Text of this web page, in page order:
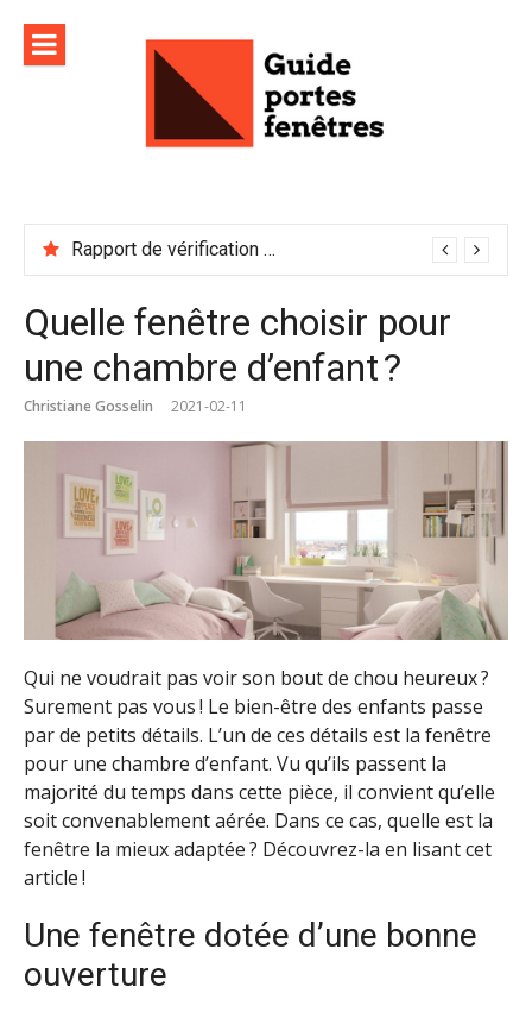
contenu
Rapport de vérification sécurité : à conserver précieusement
Quelle fenêtre choisir pour
une chambre d’enfant ?
Christiane Gosselin 2021-02-11
Qui ne voudrait pas voir son bout de chou heureux ?
Surement pas vous ! Le bien-être des enfants passe
par de petits détails. L’un de ces détails est la fenêtre
pour une chambre d’enfant. Vu qu’ils passent la
majorité du temps dans cette pièce, il convient qu’elle
soit convenablement aérée. Dans ce cas, quelle est la
fenêtre la mieux adaptée ? Découvrez-la en lisant cet
article !
Une fenêtre dotée d’une bonne
ouverture